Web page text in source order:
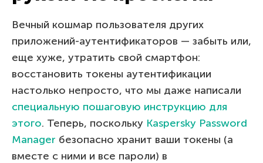
Вечный кошмар пользователя других
приложений-аутентификаторов — забыть или,
еще хуже, утратить свой смартфон:
восстановить токены аутентификации
настолько непросто, что мы даже написали
специальную пошаговую инструкцию для
этого. Теперь, поскольку Kaspersky Password
Manager безопасно хранит ваши токены (а
вместе с ними и все пароли) в